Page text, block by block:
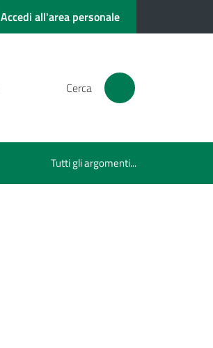
Accedi all'area personale
Cerca
Tutti gli argomenti...